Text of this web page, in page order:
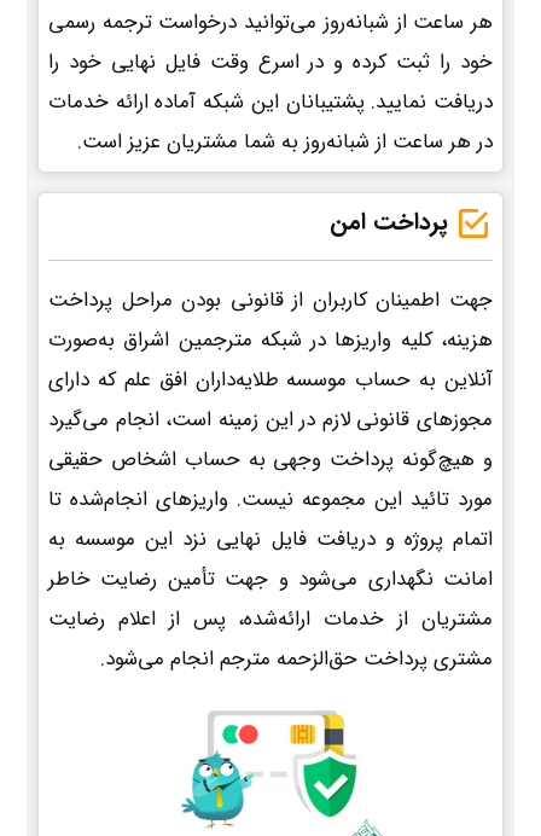
هر ساعت از شبانه‌روز می‌توانید درخواست ترجمه رسمی
خود را ثبت کرده و در اسرع وقت فایل نهایی خود را
دریافت نمایید. پشتیبانان این شبکه آماده ارائه خدمات
در هر ساعت از شبانه‌روز به شما مشتریان عزیز است.
پرداخت امن
جهت اطمینان کاربران از قانونی بودن مراحل پرداخت
هزینه، کلیه واریزها در شبکه مترجمین اشراق به‌صورت
آنلاین به حساب موسسه طلایه‌داران افق علم که دارای
مجوزهای قانونی لازم در این زمینه است، انجام می‌گیرد
و هیچ‌گونه پرداخت وجهی به حساب اشخاص حقیقی
مورد تائید این مجموعه نیست. واریزهای انجام‌شده تا
اتمام پروژه و دریافت فایل نهایی نزد این موسسه به
امانت نگهداری می‌شود و جهت تأمین رضایت خاطر
مشتریان از خدمات ارائه‌شده، پس از اعلام رضایت
مشتری پرداخت حق‌الزحمه مترجم انجام می‌شود.